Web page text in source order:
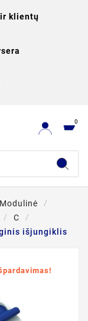
klientų
0
Modulinė
C
išjungiklis